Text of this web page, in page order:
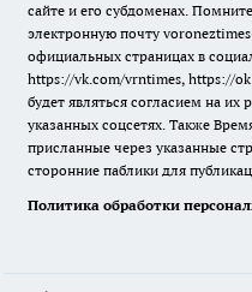
сайте и его субдоменах.
электронную почту
официальных страницах в
https://vk.com/vrntimes, https://
будет являться согласием на их
указанных соцсетях. Также
присланные через указанные
сторонние паблики для
Политика обработки